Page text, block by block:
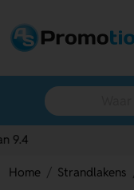
Home Strandlakens